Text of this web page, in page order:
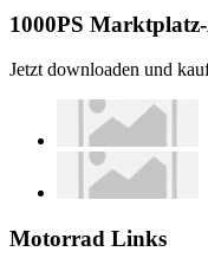
1000PS
Jetzt downloaden und
Motorrad Links